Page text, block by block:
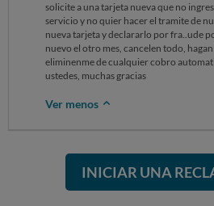
solicite a una tarjeta nueva que no
servicio y no quier hacer el tramite de
nueva tarjeta y declararlo por fra..ude
nuevo el otro mes, cancelen todo,
eliminenme de cualquier cobro
ustedes, muchas gracias
Ver menos
INICIAR UNA